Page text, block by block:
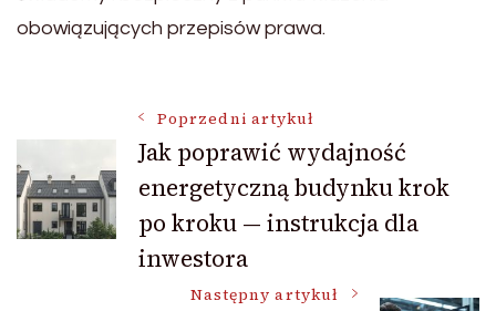
obowiązujących przepisów prawa.
Nawigacja
wpisu
Poprzedni artykuł
Jak poprawić wydajność
energetyczną budynku krok
po kroku — instrukcja dla
inwestora
Następny artykuł